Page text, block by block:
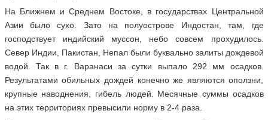
На Ближнем и Среднем Востоке, в государствах Центральной
Азии было сухо. Зато на полуострове Индостан, там, где
господствует индийский муссон, небо совсем прохудилось.
Север Индии, Пакистан, Непал были буквально залиты дождевой
водой. Так в г. Варанаси за сутки выпало 292 мм осадков.
Результатами обильных дождей конечно же являются оползни,
крупные наводнения, гибель людей. Месячные суммы осадков
на этих территориях превысили норму в 2-4 раза.